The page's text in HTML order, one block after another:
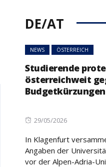
DE/AT
NEWS ÖSTERREICH
Studierende
österreichweit
Budgetkürzungen
Posted
29/05/2026
In Klagenfurt
Angaben der
vor der Alpen-Adria-